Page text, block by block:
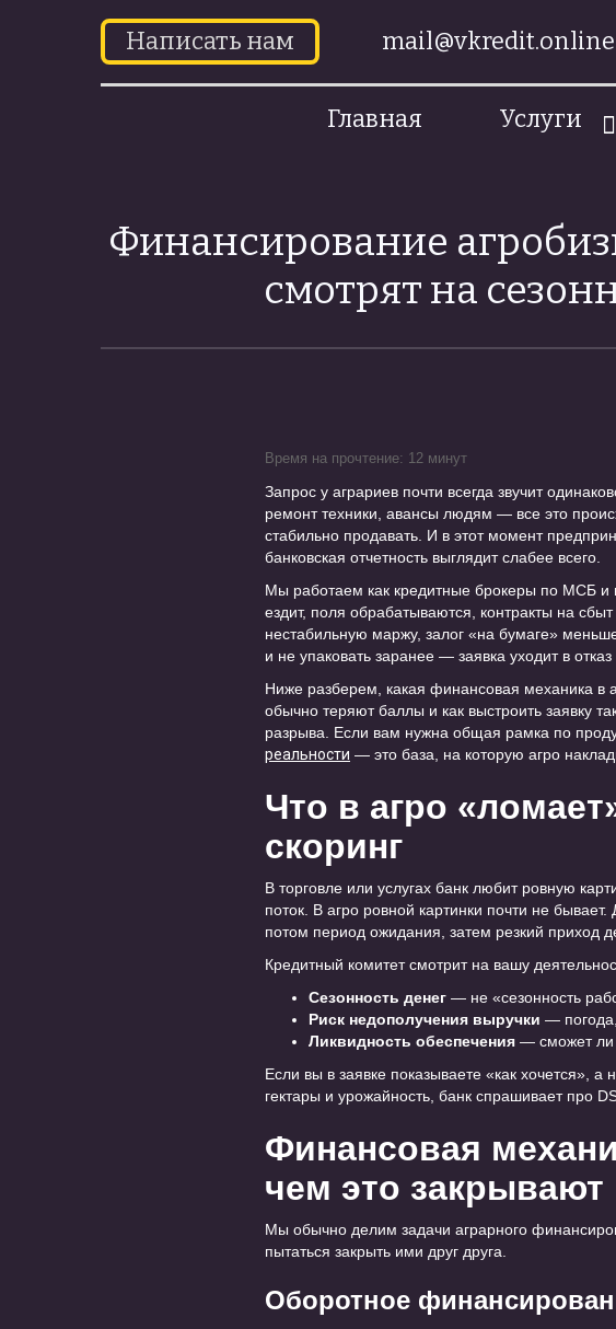
Написать нам mail@vkredit.online
Главная Услуги
Финансирование
смотрят на
Время на прочтение: 12 минут
Запрос у аграриев почти всегда звучит
ремонт техники, авансы людям — все это
стабильно продавать. И в этот момент
банковская отчетность выглядит слабее всего.
Мы работаем как кредитные брокеры по МСБ и
ездит, поля обрабатываются, контракты на
нестабильную маржу, залог «на бумаге»
и не упаковать заранее — заявка уходит в
Ниже разберем, какая финансовая механика в
обычно теряют баллы и как выстроить заявку
разрыва. Если вам нужна общая рамка по
реальности — это база, на которую агро
Что в агро
скоринг
В торговле или услугах банк любит ровную
поток. В агро ровной картинки почти не
потом период ожидания, затем резкий приход
Кредитный комитет смотрит на вашу
Сезонность денег — не «сезонность
Риск недополучения выручки — погода,
Ликвидность обеспечения — сможет ли
Если вы в заявке показываете «как хочется»,
гектары и урожайность, банк спрашивает про
Финансовая
чем это закрывают
Мы обычно делим задачи аграрного
пытаться закрыть ими друг друга.
Оборотное